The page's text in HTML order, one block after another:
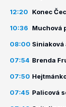
12:20 Konec
10:36 Muchová
08:00
07:54 Brenda
07:50
07:45 Palicová